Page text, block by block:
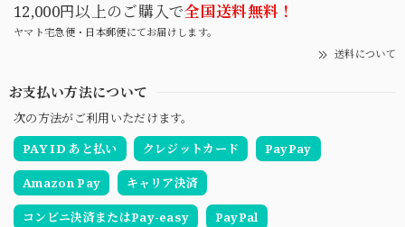
12,000円以上のご購入で全国送料無料！
ヤマト宅急便・日本郵便にてお届けします。
送料について
お支払い方法について
次の方法がご利用いただけます。
PAY ID あと払い
クレジットカード PayPay
Amazon Pay キャリア決済
コンビニ決済またはPay-easy PayPal